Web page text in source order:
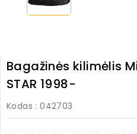
Bagažinės kilimėlis
STAR 1998-
Kodas : 042703